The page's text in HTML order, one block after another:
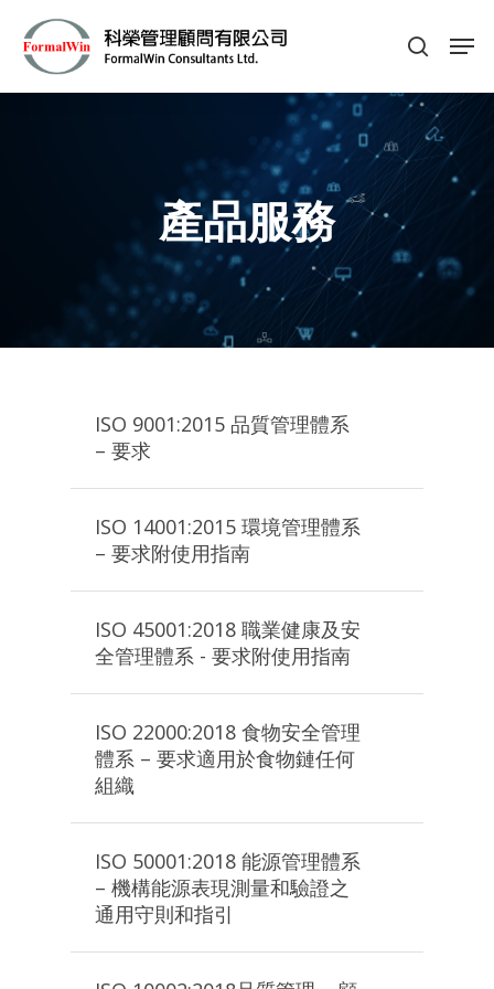
Hit enter to search or ESC to close
產品服務
ISO 9001:2015 品質管理體系
– 要求
ISO 14001:2015 環境管理體系
– 要求附使用指南
ISO 45001:2018 職業健康及安
全管理體系 - 要求附使用指南
ISO 22000:2018 食物安全管理
體系 – 要求適用於食物鏈任何
組織
ISO 50001:2018 能源管理體系
– 機構能源表現測量和驗證之
通用守則和指引